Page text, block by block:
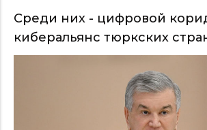
Среди них - цифровой
киберальянс тюркских